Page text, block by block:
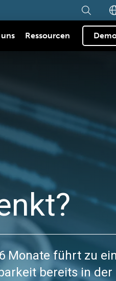
Ressourcen
Monate führt zu
bereits in der